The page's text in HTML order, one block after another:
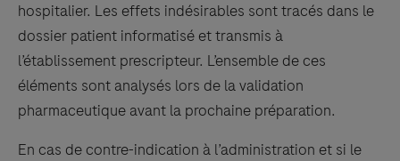
hospitalier. Les effets indésirables sont tracés dans le
dossier patient informatisé et transmis à
l’établissement prescripteur. L’ensemble de ces
éléments sont analysés lors de la validation
pharmaceutique avant la prochaine préparation.
En cas de contre-indication à l’administration et si le